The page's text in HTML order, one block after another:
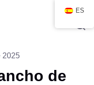
2025
de
ES